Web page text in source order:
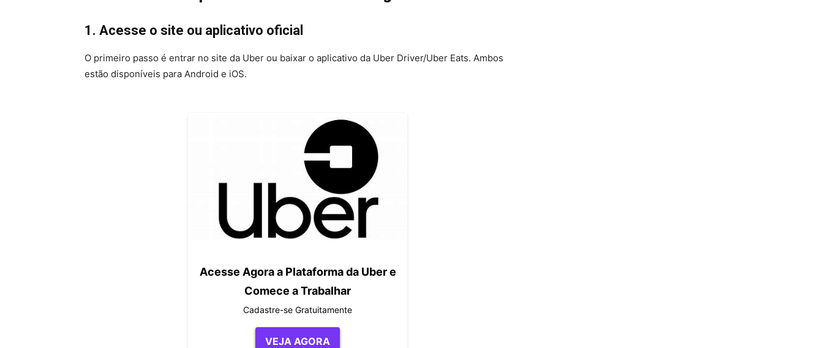
1. Acesse o site ou aplicativo oficial
O primeiro passo é entrar no site da Uber ou baixar o aplicativo da Uber Driver/Uber Eats. Ambos
estão disponíveis para Android e iOS.
Acesse Agora a Plataforma da Uber e
Comece a Trabalhar
Cadastre-se Gratuitamente
VEJA AGORA